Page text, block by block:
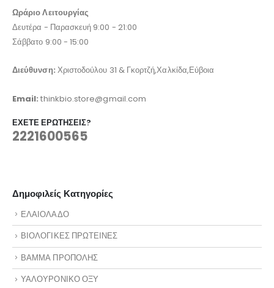
Ωράριο Λειτουργίας
Δευτέρα - Παρασκευή 9:00 - 21:00
Σάββατο 9:00 - 15:00
Διεύθυνση: Χριστοδούλου 31 & Γκορτζή,Χαλκίδα,Εύβοια
Email:thinkbio.store@gmail.com
ΈΧΕΤΕ ΕΡΩΤΉΣΕΙΣ?
2221600565
Δημοφιλείς Κατηγορίες
ΕΛΑΙΟΛΑΔΟ
ΒΙΟΛΟΓΙΚΕΣ ΠΡΩΤΕΙΝΕΣ
ΒΑΜΜΑ ΠΡΟΠΟΛΗΣ
ΥΑΛΟΥΡΟΝΙΚΟ ΟΞΥ